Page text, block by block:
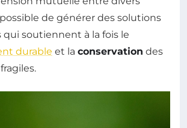
de générer des solutions
soutiennent à la fois le
durable et la conservation des